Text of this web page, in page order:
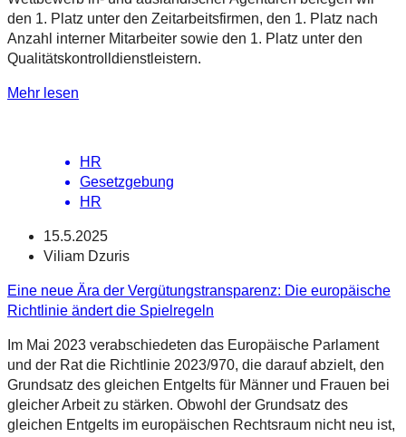
den 1. Platz unter den Zeitarbeitsfirmen, den 1. Platz nach
Anzahl interner Mitarbeiter sowie den 1. Platz unter den
Qualitätskontrolldienstleistern.
Mehr lesen
HR
Gesetzgebung
HR
15.5.2025
Viliam Dzuris
Eine neue Ära der Vergütungstransparenz: Die europäische
Richtlinie ändert die Spielregeln
Im Mai 2023 verabschiedeten das Europäische Parlament
und der Rat die Richtlinie 2023/970, die darauf abzielt, den
Grundsatz des gleichen Entgelts für Männer und Frauen bei
gleicher Arbeit zu stärken. Obwohl der Grundsatz des
gleichen Entgelts im europäischen Rechtsraum nicht neu ist,